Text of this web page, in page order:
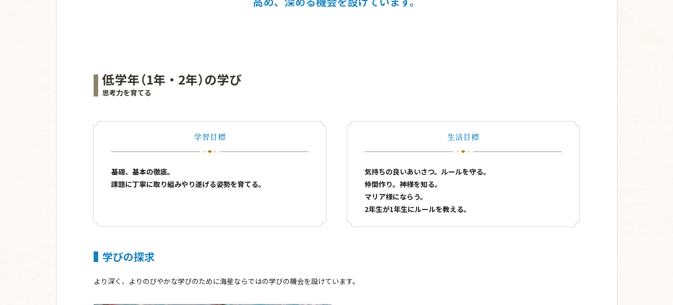
低学年（1年・2年）の学び
思考力を育てる
学習目標
基礎、基本の徹底。
課題に丁寧に取り組みやり遂げる姿勢を育てる。
生活目標
気持ちの良いあいさつ。ルールを守る。
仲間作り。神様を知る。
マリア様にならう。
2年生が1年生にルールを教える。
学びの探求
より深く、よりのびやかな学びのために海星ならではの学びの機会を設けています。